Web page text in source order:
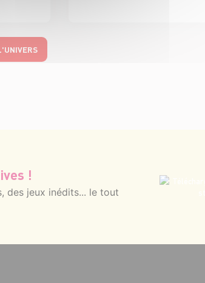
TOUTES LES OFFRES DE L'UNIVERS
!
des jeux inédits... le tout